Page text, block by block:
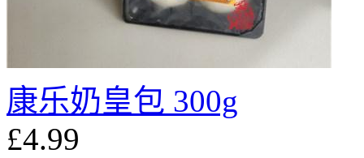
康乐奶皇包 300g
£4.99